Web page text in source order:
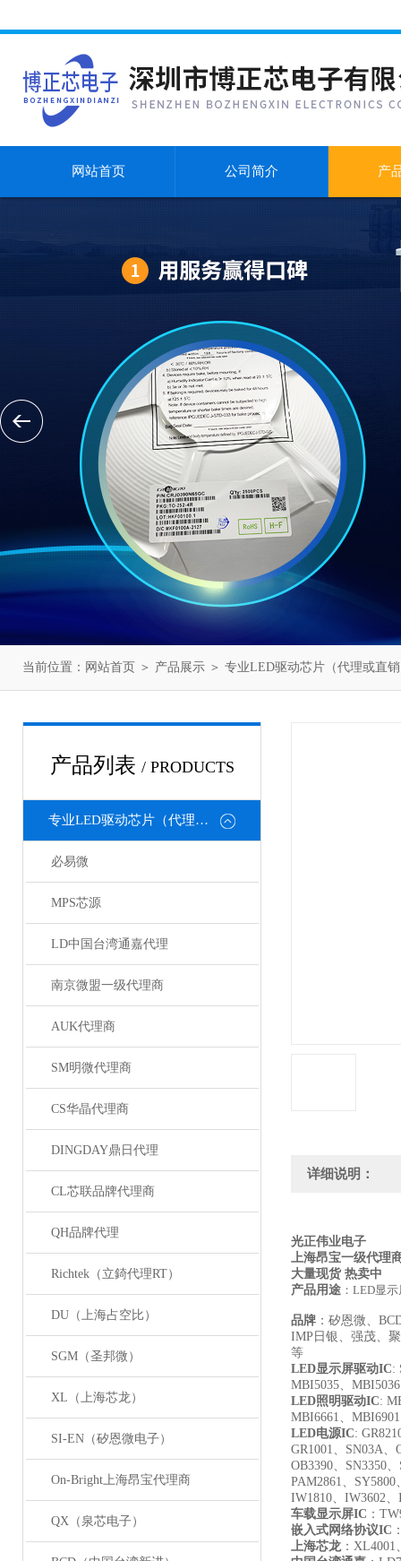
网站首页 公司简介 产
当前位置： 网站首页 ＞ 产品展示 ＞ 专业LED驱动芯片（代理或直
产品列表 / PRODUCTS
专业LED驱动芯片（代理或直销）
必易微
MPS芯源
LD中国台湾通嘉代理
南京微盟一级代理商
AUK代理商
SM明微代理商
CS华晶代理商
DINGDAY鼎日代理
CL芯联品牌代理商
QH品牌代理
Richtek（立錡代理RT）
DU（上海占空比）
SGM（圣邦微）
XL（上海芯龙）
SI-EN（矽恩微电子）
On-Bright上海昂宝代理商
QX（泉芯电子）
详细说明：
光正伟业电子
上海昂宝一级代理
大量现货 热卖中
产品用途 ：LED显
品牌 ：矽恩微、
IMP日银、强茂、
等
LED显示屏驱动IC:
MBI5035、
LED照明驱动IC:
MBI6661、
LED电源IC:
GR1001、SN03A、
OB3390、SN3350
PAM2861、
IW1810、IW3602
车载显示屏IC ：
嵌入式网络协议IC
上海芯龙：XL4001